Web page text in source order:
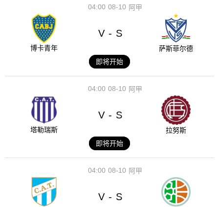
08-10
04:00 阿甲
博卡青年
V - S
萨斯菲尔德
即将开始
08-10
04:00 阿甲
塔勒瑞斯
V - S
拉努斯
即将开始
08-10
04:00 阿甲
V - S